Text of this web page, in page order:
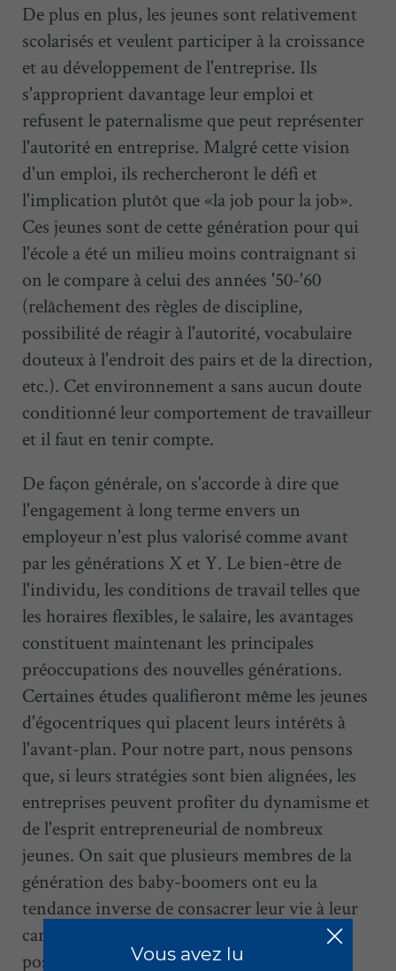
Vous avez lu
De plus en plus, les jeunes sont relativement
scolarisés et veulent participer à la croissance
et au développement de l'entreprise. Ils
s'approprient davantage leur emploi et
refusent le paternalisme que peut représenter
l'autorité en entreprise. Malgré cette vision
d'un emploi, ils rechercheront le défi et
l'implication plutôt que «la job pour la job».
Ces jeunes sont de cette génération pour qui
l'école a été un milieu moins contraignant si
on le compare à celui des années '50-'60
(relâchement des règles de discipline,
possibilité de réagir à l'autorité, vocabulaire
douteux à l'endroit des pairs et de la direction,
etc.). Cet environnement a sans aucun doute
conditionné leur comportement de travailleur
et il faut en tenir compte.
De façon générale, on s'accorde à dire que
l'engagement à long terme envers un
employeur n'est plus valorisé comme avant
par les générations X et Y. Le bien-être de
l'individu, les conditions de travail telles que
les horaires flexibles, le salaire, les avantages
constituent maintenant les principales
préoccupations des nouvelles générations.
Certaines études qualifieront même les jeunes
d'égocentriques qui placent leurs intérêts à
l'avant-plan. Pour notre part, nous pensons
que, si leurs stratégies sont bien alignées, les
entreprises peuvent profiter du dynamisme et
de l'esprit entrepreneurial de nombreux
jeunes. On sait que plusieurs membres de la
génération des baby-boomers ont eu la
tendance inverse de consacrer leur vie à leur
carrière, à leur entreprise, d'où le choc
possible des générations.